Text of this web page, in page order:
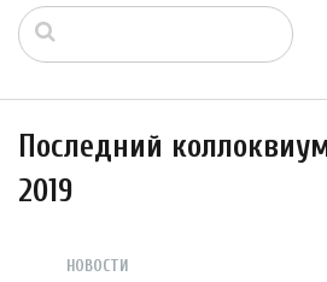
Последний
2019
НОВОСТИ